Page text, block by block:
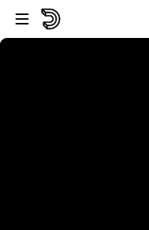
Vai al lettore
Passa al contenuto